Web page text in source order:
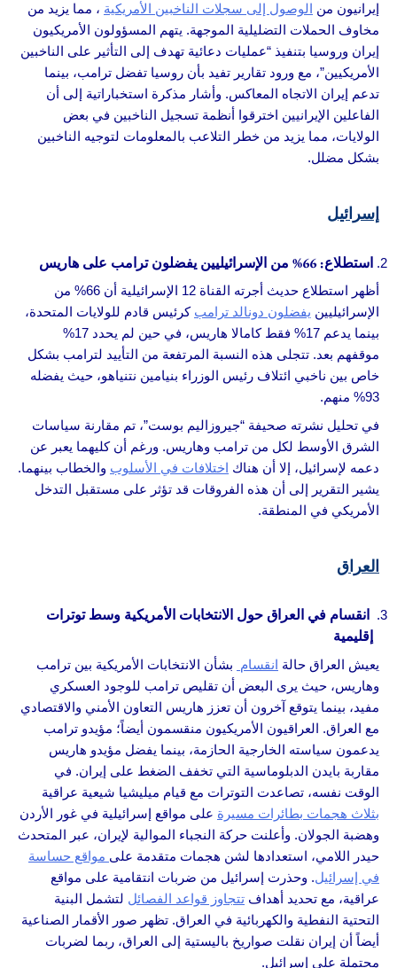
إيرانيون من الوصول إلى سجلات الناخبين الأمريكية ، مما يزيد من
مخاوف الحملات التضليلية الموجهة. يتهم المسؤولون الأمريكيون
إيران وروسيا بتنفيذ “عمليات دعائية تهدف إلى التأثير على الناخبين
الأمريكيين”، مع ورود تقارير تفيد بأن روسيا تفضل ترامب، بينما
تدعم إيران الاتجاه المعاكس. وأشار مذكرة استخباراتية إلى أن
الفاعلين الإيرانيين اخترقوا أنظمة تسجيل الناخبين في بعض
الولايات، مما يزيد من خطر التلاعب بالمعلومات لتوجيه الناخبين
بشكل مضلل.
إسرائيل
استطلاع: 66% من الإسرائيليين يفضلون ترامب على هاريس
أظهر استطلاع حديث أجرته القناة 12 الإسرائيلية أن 66% من
الإسرائيليين يفضلون دونالد ترامب كرئيس قادم للولايات المتحدة،
بينما يدعم 17% فقط كامالا هاريس، في حين لم يحدد 17%
موقفهم بعد. تتجلى هذه النسبة المرتفعة من التأييد لترامب بشكل
خاص بين ناخبي ائتلاف رئيس الوزراء بنيامين نتنياهو، حيث يفضله
93% منهم.
في تحليل نشرته صحيفة “جيروزاليم بوست”، تم مقارنة سياسات
الشرق الأوسط لكل من ترامب وهاريس. ورغم أن كليهما يعبر عن
دعمه لإسرائيل، إلا أن هناك اختلافات في الأسلوب والخطاب بينهما.
يشير التقرير إلى أن هذه الفروقات قد تؤثر على مستقبل التدخل
الأمريكي في المنطقة.
العراق
انقسام في العراق حول الانتخابات الأمريكية وسط توترات
إقليمية
يعيش العراق حالة انقسام بشأن الانتخابات الأمريكية بين ترامب
وهاريس، حيث يرى البعض أن تقليص ترامب للوجود العسكري
مفيد، بينما يتوقع آخرون أن تعزز هاريس التعاون الأمني والاقتصادي
مع العراق. العراقيون الأمريكيون منقسمون أيضاً؛ مؤيدو ترامب
يدعمون سياسته الخارجية الحازمة، بينما يفضل مؤيدو هاريس
مقاربة بايدن الدبلوماسية التي تخفف الضغط على إيران. في
الوقت نفسه، تصاعدت التوترات مع قيام ميليشيا شيعية عراقية
بثلاث هجمات بطائرات مسيرة على مواقع إسرائيلية في غور الأردن
وهضبة الجولان. وأعلنت حركة النجباء الموالية لإيران، عبر المتحدث
حيدر اللامي، استعدادها لشن هجمات متقدمة على مواقع حساسة
في إسرائيل. وحذرت إسرائيل من ضربات انتقامية على مواقع
عراقية، مع تحديد أهداف تتجاوز قواعد الفصائل لتشمل البنية
التحتية النفطية والكهربائية في العراق. تظهر صور الأقمار الصناعية
أيضاً أن إيران نقلت صواريخ باليستية إلى العراق، ربما لضربات
محتملة على إسرائيل.